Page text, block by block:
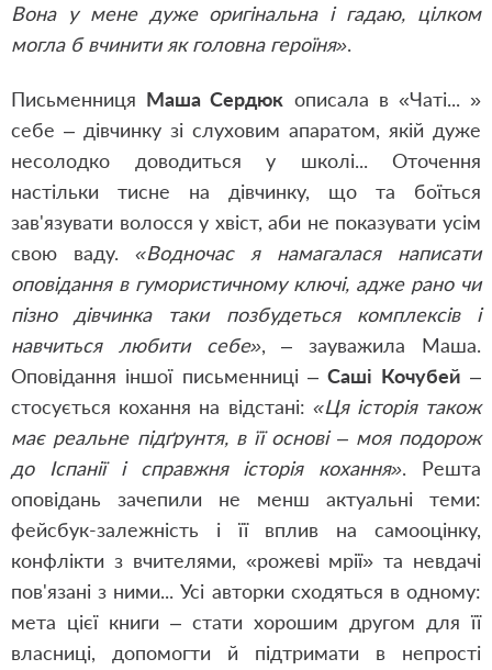
Вона у мене дуже оригінальна і гадаю, цілком
могла б вчинити як головна героїня».
Письменниця Маша Сердюк описала в «Чаті... »
себе – дівчинку зі слуховим апаратом, якій дуже
несолодко доводиться у школі... Оточення
настільки тисне на дівчинку, що та боїться
зав'язувати волосся у хвіст, аби не показувати усім
свою ваду. «Водночас я намагалася написати
оповідання в гумористичному ключі, адже рано чи
пізно дівчинка таки позбудеться комплексів і
навчиться любити себе», – зауважила Маша.
Оповідання іншої письменниці –Саші Кочубей –
стосується кохання на відстані: «Ця історія також
має реальне підґрунтя, в її основі – моя подорож
до Іспанії і справжня історія кохання». Решта
оповідань зачепили не менш актуальні теми:
фейсбук-залежність і її вплив на самооцінку,
конфлікти з вчителями, «рожеві мрії» та невдачі
пов'язані з ними... Усі авторки сходяться в одному:
мета цієї книги – стати хорошим другом для її
власниці, допомогти й підтримати в непрості